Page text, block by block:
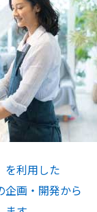
を利用した
企画・開発から